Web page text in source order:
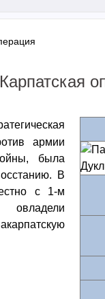
армии
была
В
с 1-м
овладели